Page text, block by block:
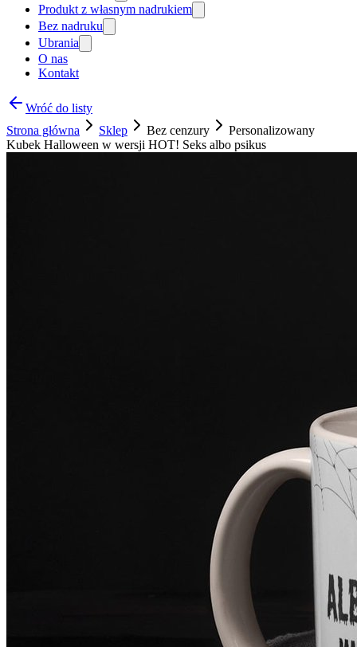
Produkt z własnym nadrukiem
Bez nadruku
Ubrania
O nas
Kontakt
Wróć do listy
Strona główna
Sklep Bez cenzury
Personalizowany
Kubek Halloween w wersji HOT! Seks albo psikus